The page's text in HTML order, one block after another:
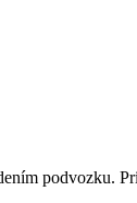
podvozku.